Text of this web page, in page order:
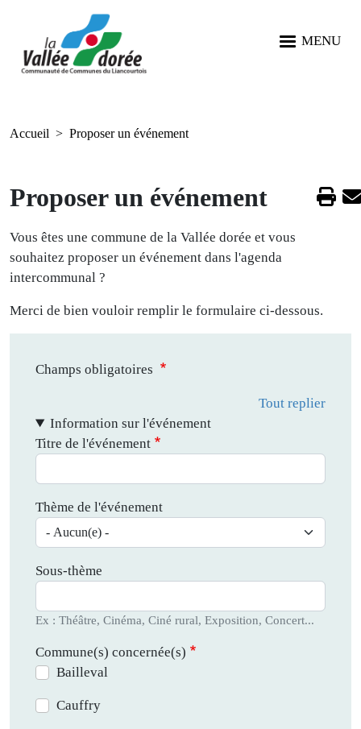
MENU
Accueil Proposer un événement
Proposer un événement
Vous êtes une commune de la Vallée dorée et vous
souhaitez proposer un événement dans l'agenda
intercommunal ?
Merci de bien vouloir remplir le formulaire ci-dessous.
Champs obligatoires
Tout replier
Information sur l'événement
Titre de l'événement
Thème de l'événement
Sous-thème
Ex : Théâtre, Cinéma, Ciné rural, Exposition, Concert...
Commune(s) concernée(s)
Bailleval
Cauffry